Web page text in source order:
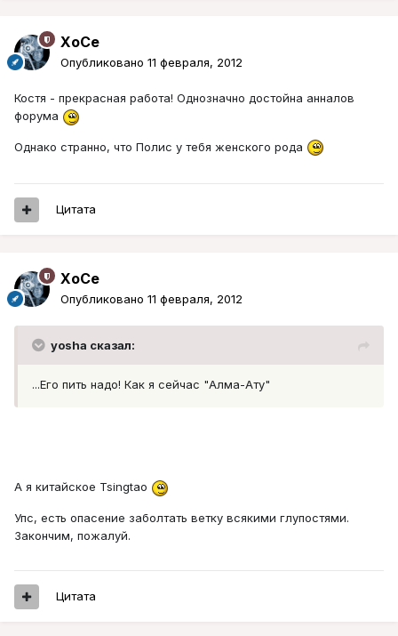
XoCe
Опубликовано 11 февраля, 2012
Костя - прекрасная работа! Однозначно достойна анналов
форума
Однако странно, что Полис у тебя женского рода
Цитата
XoCe
Опубликовано 11 февраля, 2012
yosha сказал:
...Его пить надо! Как я сейчас "Алма-Ату"
А я китайское Tsingtao
Упс, есть опасение заболтать ветку всякими глупостями.
Закончим, пожалуй.
Цитата